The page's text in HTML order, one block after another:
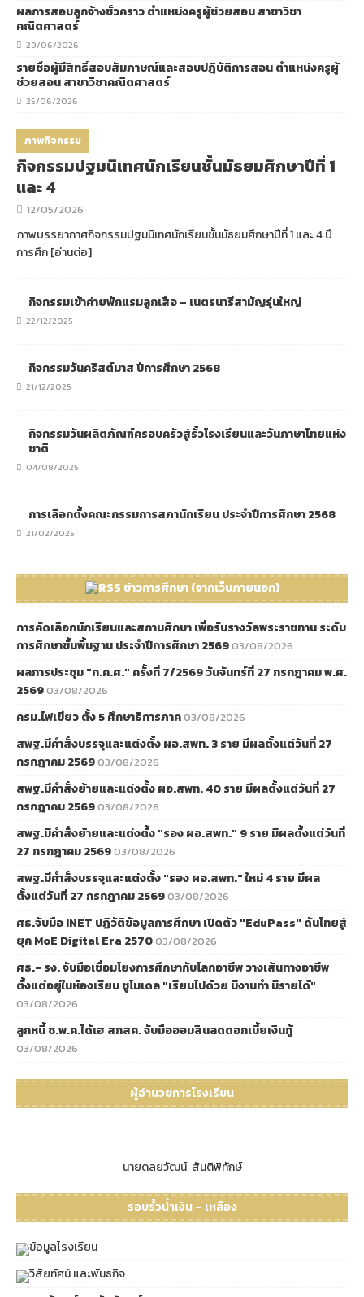
ผลการสอบลูกจ้างชั่วคราว ตำแหน่งครูผู้ช่วยสอน สาขาวิชา
คณิตศาสตร์
29/06/2026
รายชื่อผู้มีสิทธิ์สอบสัมภาษณ์และสอบปฎิบัติการสอน ตำแหน่งครูผู้
ช่วยสอน สาขาวิชาคณิตศาสตร์
25/06/2026
กิจกรรมปฐมนิเทศนักเรียนชั้นมัธยมศึกษาปีที่ 1
และ 4
ภาพกิจกรรม
12/05/2026
ภาพบรรยากาศกิจกรรมปฐมนิเทศนักเรียนชั้นมัธยมศึกษาปีที่ 1 และ 4 ปี
การศึก[อ่านต่อ]
กิจกรรมเข้าค่ายพักแรมลูกเสือ – เนตรนารีสามัญรุ่นใหญ่
22/12/2025
กิจกรรมวันคริสต์มาส ปีการศึกษา 2568
21/12/2025
กิจกรรมวันผลิตภัณฑ์ครอบครัวสู่รั้วโรงเรียนและวันภาษาไทยแห่ง
ชาติ
04/08/2025
การเลือกตั้งคณะกรรมการสภานักเรียน ประจำปีการศึกษา 2568
21/02/2025
ข่าวการศึกษา (จากเว็บภายนอก)
การคัดเลือกนักเรียนและสถานศึกษา เพื่อรับรางวัลพระราชทาน ระดับ
การศึกษาขั้นพื้นฐาน ประจำปีการศึกษา 256903/08/2026
ผลการประชุม "ก.ค.ศ." ครั้งที่ 7/2569 วันจันทร์ที่ 27 กรกฎาคม พ.ศ.
256903/08/2026
ครม.ไฟเขียว ตั้ง 5 ศึกษาธิการภาค03/08/2026
สพฐ.มีคำสั่งบรรจุและแต่งตั้ง ผอ.สพท. 3 ราย มีผลตั้งแต่วันที่ 27
กรกฎาคม 256903/08/2026
สพฐ.มีคำสั่งย้ายและแต่งตั้ง ผอ.สพท. 40 ราย มีผลตั้งแต่วันที่ 27
กรกฎาคม 256903/08/2026
สพฐ.มีคำสั่งย้ายและแต่งตั้ง "รอง ผอ.สพท." 9 ราย มีผลตั้งแต่วันที่
27 กรกฎาคม 256903/08/2026
สพฐ.มีคำสั่งบรรจุและแต่งตั้ง "รอง ผอ.สพท." ใหม่ 4 ราย มีผล
ตั้งแต่วันที่ 27 กรกฎาคม 256903/08/2026
ศธ.จับมือ INET ปฏิวัติข้อมูลการศึกษา เปิดตัว "EduPass" ดันไทยสู่
ยุค MoE Digital Era 257003/08/2026
ศธ.- รง. จับมือเชื่อมโยงการศึกษากับโลกอาชีพ วางเส้นทางอาชีพ
ตั้งแต่อยู่ในห้องเรียน ชูโมเดล "เรียนไปด้วย มีงานทำ มีรายได้"
03/08/2026
ลูกหนี้ ช.พ.ค.ได้เฮ สกสค. จับมือออมสินลดดอกเบี้ยเงินกู้
03/08/2026
ผู้อำนวยการโรงเรียน
นายดลยวัฒน์ สันติพิทักษ์
รอบรั้วน้ำเงิน – เหลือง
ข้อมูลโรงเรียน
วิสัยทัศน์ และพันธกิจ